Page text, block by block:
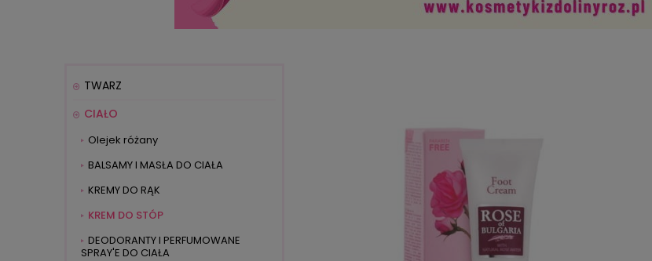
TWARZ
CIAŁO
Olejek różany
BALSAMY I MASŁA DO CIAŁA
KREMY DO RĄK
KREM DO STÓP
DEODORANTY I PERFUMOWANE
SPRAY'E DO CIAŁA